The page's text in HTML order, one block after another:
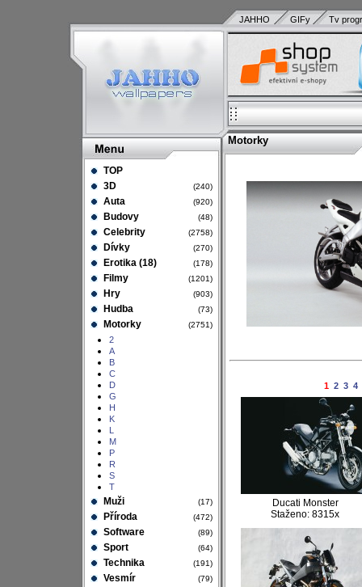
TOP
3D
(240)
Auta (920)
Budovy (48)
Celebrity (2758)
Dívky (270)
Erotika (18) (178)
Filmy (1201)
Hry (903)
Hudba (73)
Motorky (2751)
2
A
B
C
D
G
H
K
L
M
P
R
S
T
Muži (17)
Příroda (472)
Software (89)
Sport (64)
Technika (191)
Vesmír (79)
JAHHO GIFy Tv
Motorky
1 2 3 4
Ducati Monster
Staženo: 8315x